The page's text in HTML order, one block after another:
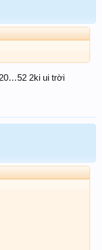
2ki ui trời